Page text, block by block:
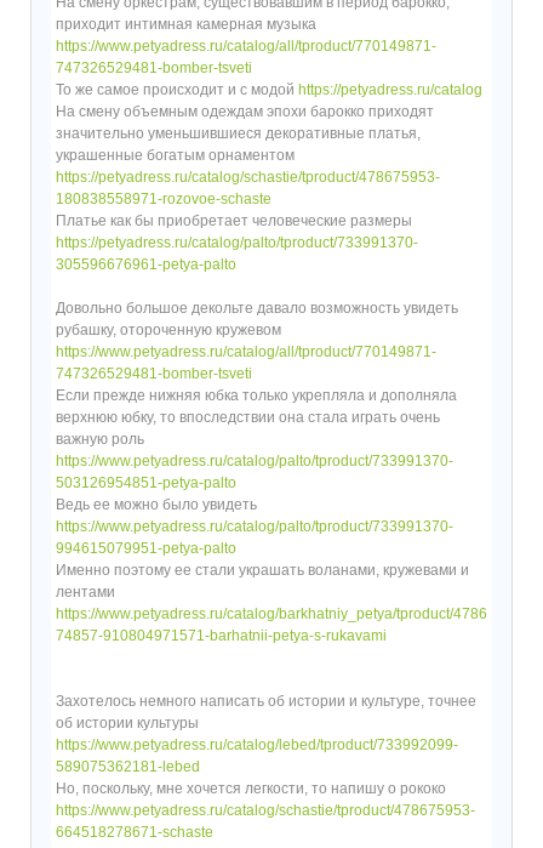
приходит интимная камерная музыка
https://www.petyadress.ru/catalog/all/tproduct/770149871-
747326529481-bomber-tsveti
То же самое происходит и с модой https://petyadress.ru/catalog
На смену объемным одеждам эпохи барокко приходят
значительно уменьшившиеся декоративные платья,
украшенные богатым орнаментом
https://petyadress.ru/catalog/schastie/tproduct/478675953-
180838558971-rozovoe-schaste
Платье как бы приобретает человеческие размеры
https://petyadress.ru/catalog/palto/tproduct/733991370-
305596676961-petya-palto
Довольно большое декольте давало возможность увидеть
рубашку, отороченную кружевом
https://www.petyadress.ru/catalog/all/tproduct/770149871-
747326529481-bomber-tsveti
Если прежде нижняя юбка только укрепляла и дополняла
верхнюю юбку, то впоследствии она стала играть очень
важную роль
https://www.petyadress.ru/catalog/palto/tproduct/733991370-
503126954851-petya-palto
Ведь ее можно было увидеть
https://www.petyadress.ru/catalog/palto/tproduct/733991370-
994615079951-petya-palto
Именно поэтому ее стали украшать воланами, кружевами и
лентами
https://www.petyadress.ru/catalog/barkhatniy_petya/tproduct/4786
74857-910804971571-barhatnii-petya-s-rukavami
Захотелось немного написать об истории и культуре, точнее
об истории культуры
https://www.petyadress.ru/catalog/lebed/tproduct/733992099-
589075362181-lebed
Но, поскольку, мне хочется легкости, то напишу о рококо
https://www.petyadress.ru/catalog/schastie/tproduct/478675953-
664518278671-schaste